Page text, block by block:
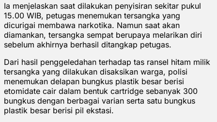
Ia menjelaskan saat dilakukan penyisiran sekitar pukul
15.00 WIB, petugas menemukan tersangka yang
dicurigai membawa narkotika. Namun saat akan
diamankan, tersangka sempat berupaya melarikan diri
sebelum akhirnya berhasil ditangkap petugas.
Dari hasil penggeledahan terhadap tas ransel hitam milik
tersangka yang dilakukan disaksikan warga, polisi
menemukan delapan bungkus plastik besar berisi
etomidate cair dalam bentuk cartridge sebanyak 300
bungkus dengan berbagai varian serta satu bungkus
plastik besar berisi pil ekstasi.